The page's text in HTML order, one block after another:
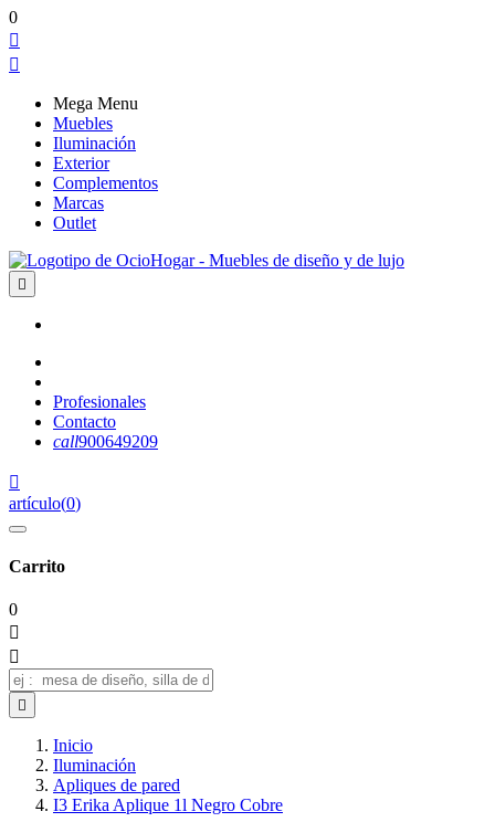
0


Mega Menu
Muebles
Iluminación
Exterior
Complementos
Marcas
Outlet

Profesionales
Contacto
call900649209

artículo(0)
Carrito
0



Inicio
Iluminación
Apliques de pared
I3 Erika Aplique 1l Negro Cobre